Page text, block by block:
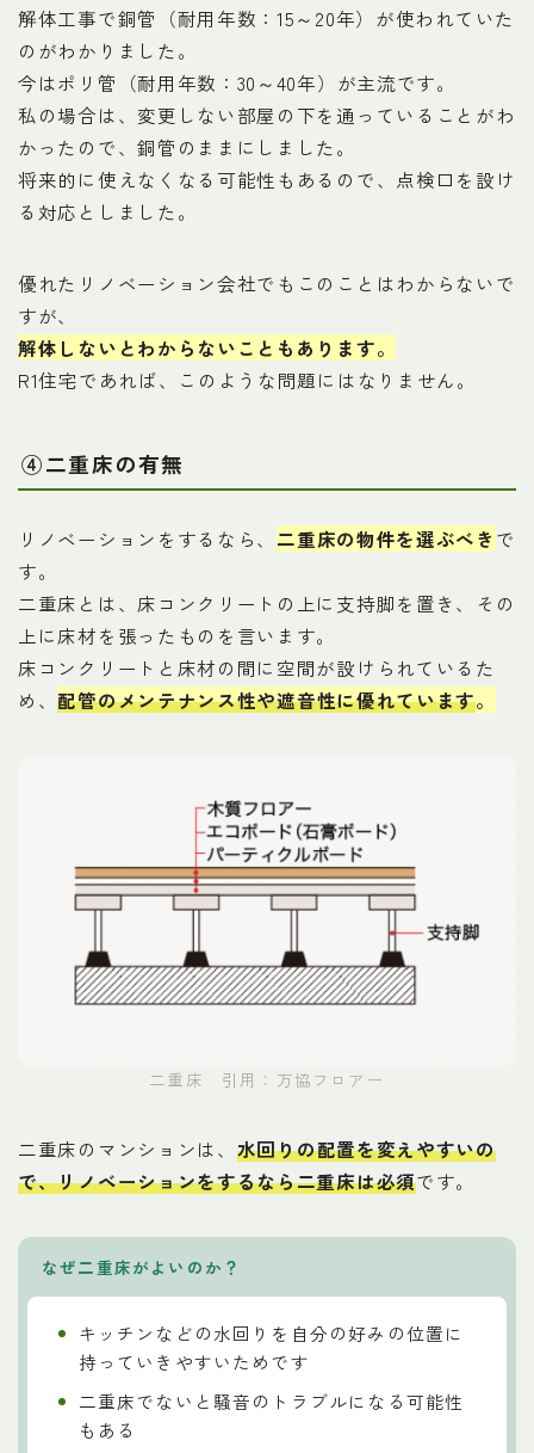
解体工事で銅管（耐用年数：15～20年）が使われていた
のがわかりました。
今はポリ管（耐用年数：30～40年）が主流です。
私の場合は、変更しない部屋の下を通っていることがわ
かったので、銅管のままにしました。
将来的に使えなくなる可能性もあるので、点検口を設け
る対応としました。
優れたリノベーション会社でもこのことはわからないで
すが、
解体しないとわからないこともあります。
R1住宅であれば、このような問題にはなりません。
④二重床の有無
リノベーションをするなら、 二重床の物件を選ぶべき で
す。
二重床とは、床コンクリートの上に支持脚を置き、その
上に床材を張ったものを言います。
床コンクリートと床材の間に空間が設けられているた
め、配管のメンテナンス性や遮音性に優れています。
二重床 引用：万協フロアー
二重床のマンションは、 水回りの配置を変えやすいの
で、リノベーションをするなら二重床は必須です。
なぜ二重床がよいのか？
キッチンなどの水回りを自分の好みの位置に
持っていきやすいためです
二重床でないと騒音のトラブルになる可能性
もある